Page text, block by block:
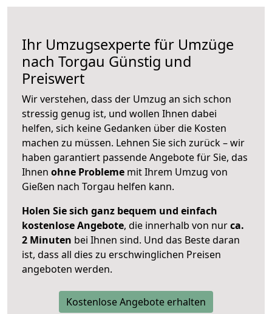
Ihr Umzugsexperte für Umzüge
nach Torgau Günstig und
Preiswert
Wir verstehen, dass der Umzug an sich schon
stressig genug ist, und wollen Ihnen dabei
helfen, sich keine Gedanken über die Kosten
machen zu müssen. Lehnen Sie sich zurück – wir
haben garantiert passende Angebote für Sie, das
Ihnen ohne Probleme mit Ihrem Umzug von
Gießen nach Torgau helfen kann.
Holen Sie sich ganz bequem und einfach
kostenlose Angebote, die innerhalb von nurca.
2 Minuten bei Ihnen sind. Und das Beste daran
ist, dass all dies zu erschwinglichen Preisen
angeboten werden.
Kostenlose Angebote erhalten